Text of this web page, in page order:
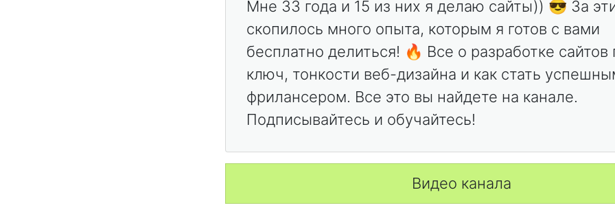
Мне 33 года и 15 из них я делаю сайты)) 😎 За
скопилось много опыта, которым я готов с вами
бесплатно делиться! 🔥 Все о разработке сайтов
ключ, тонкости веб-дизайна и как стать
фрилансером. Все это вы найдете на канале.
Подписывайтесь и обучайтесь!
Видео канала